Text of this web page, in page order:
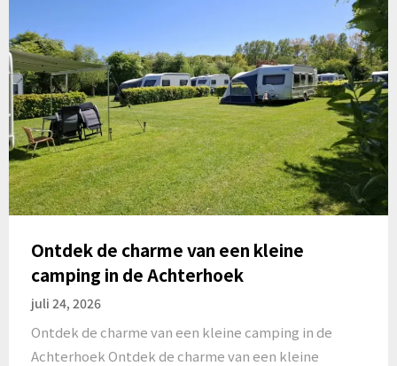
Ontdek de charme van een kleine
camping in de Achterhoek
juli 24, 2026
Ontdek de charme van een kleine camping in de
Achterhoek Ontdek de charme van een kleine